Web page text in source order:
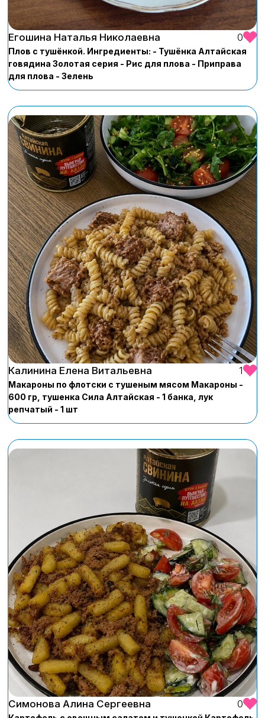
Егошина Наталья Николаевна 0
Плов с тушёнкой. Ингредиенты: - Тушёнка Алтайская
говядина Золотая серия - Рис для плова - Приправа
для плова - Зелень
Калинина Елена Витальевна 1
Макароны по флотски с тушеным мясом Макароны -
600 гр, тушенка Сила Алтайская - 1 банка, лук
репчатый - 1 шт
Симонова Алина Сергеевна 0